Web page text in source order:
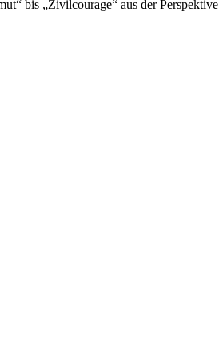
bis „Zivilcourage“ aus der